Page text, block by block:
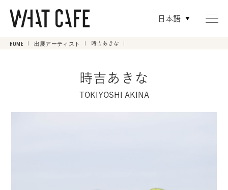
日本語
HOME 出展アーティスト 時吉あきな
時吉あきな
TOKIYOSHI AKINA